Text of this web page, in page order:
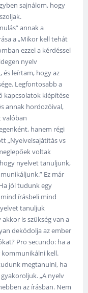
sajnálom, hogy
annak a
a „Mikor kell tehát
ezzel a kérdéssel
nyelv
és leírtam, hogy az
Legfontosabb a
kapcsolatok kiépítése
annak hordozóival,
valóban
hanem régi
„Nyelvelsajátítás vs
voltak
nyelvet tanuljunk,
Ez már
jól tudunk egy
írásbeli mind
tanuljuk
is szükség van a
dekódolja az ember
Pro secundo: ha a
kell.
megtanulni, ha
„A nyelv
az írásban. Nem